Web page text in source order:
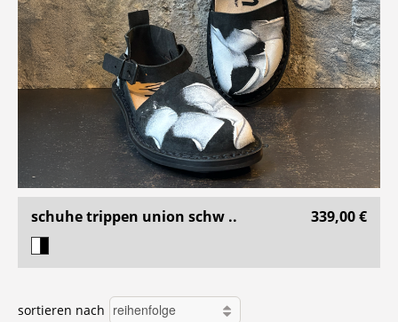
schuhe trippen union schw .. 339,00 €
sortieren nach